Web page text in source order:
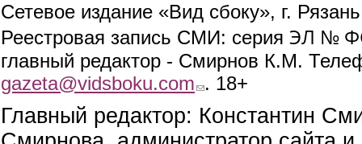
Сетевое издание «Вид сбоку», г.
Реестровая запись СМИ: серия ЭЛ №
главный редактор - Смирнов К.М.
gazeta@vidsboku.com (link sends e-mail)
. 18+
Главный редактор: Константин